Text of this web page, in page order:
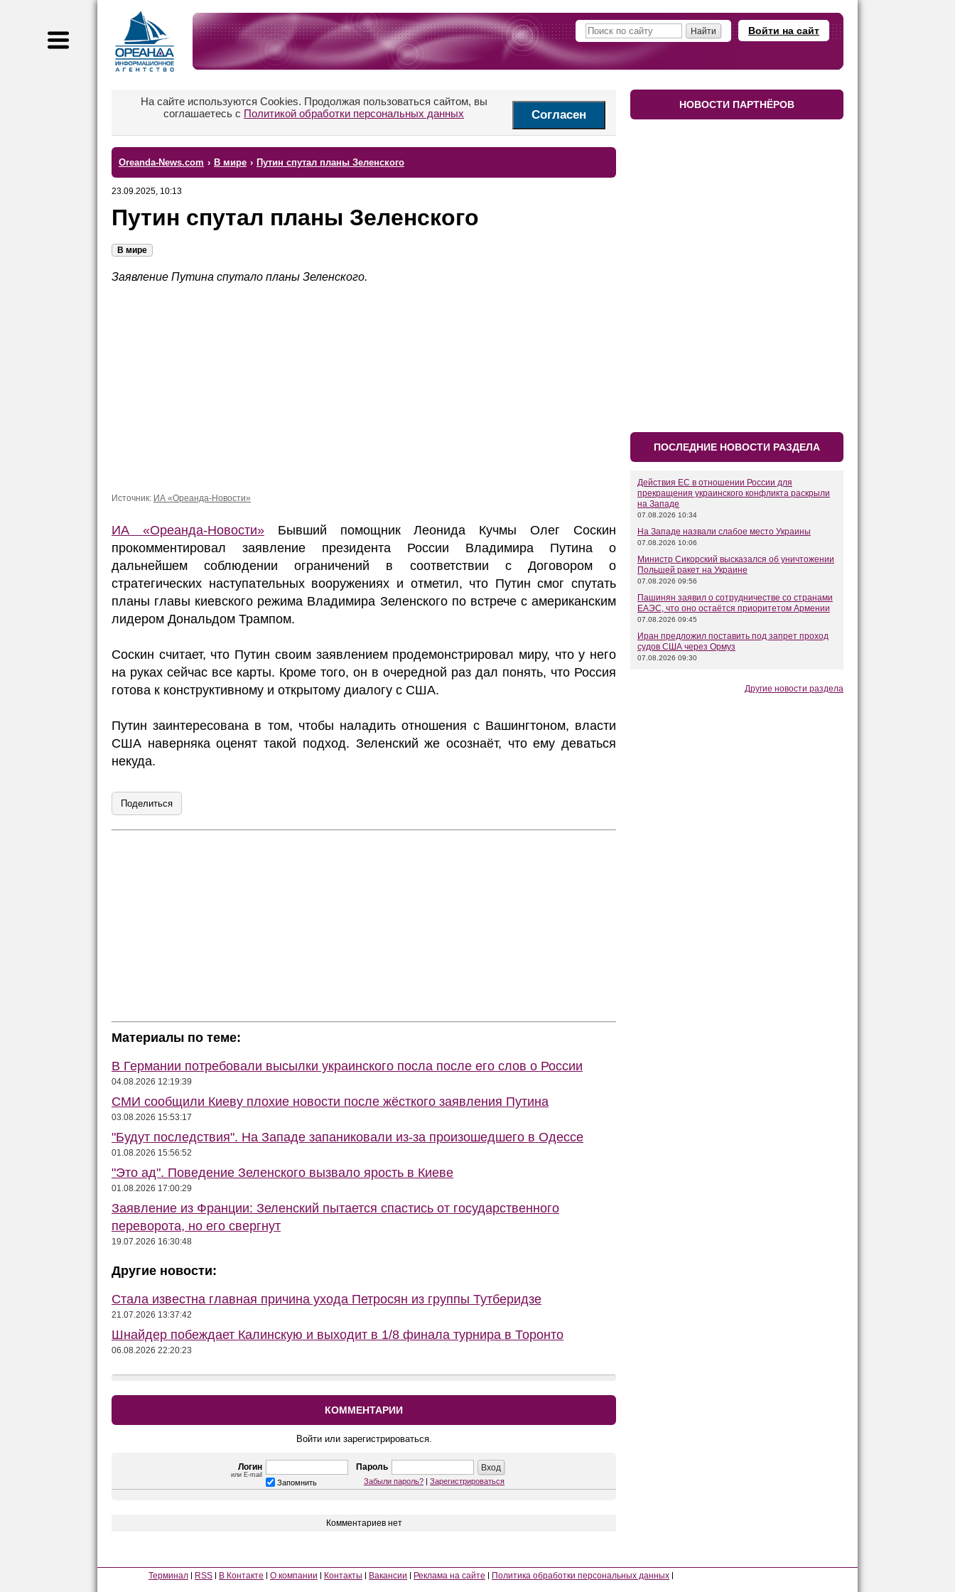
Войти на сайт
На сайте используются Cookies. Продолжая пользоваться сайтом, вы
соглашаетесь с Политикой обработки персональных данных Согласен
Oreanda-News.com › В мире › Путин спутал планы Зеленского
23.09.2025, 10:13
Путин спутал планы Зеленского
В мире
Заявление Путина спутало планы Зеленского.
Источник: ИА «Ореанда-Новости»
ИА «Ореанда-Новости»Бывший помощник Леонида Кучмы Олег Соскин
прокомментировал заявление президента России Владимира Путина о
дальнейшем соблюдении ограничений в соответствии с Договором о
стратегических наступательных вооружениях и отметил, что Путин смог спутать
планы главы киевского режима Владимира Зеленского по встрече с американским
лидером Дональдом Трампом.
Соскин считает, что Путин своим заявлением продемонстрировал миру, что у него
на руках сейчас все карты. Кроме того, он в очередной раз дал понять, что Россия
готова к конструктивному и открытому диалогу с США.
Путин заинтересована в том, чтобы наладить отношения с Вашингтоном, власти
США наверняка оценят такой подход. Зеленский же осознаёт, что ему деваться
некуда.
Поделиться
Материалы по теме:
В Германии потребовали высылки украинского посла после его слов о России
04.08.2026 12:19:39
СМИ сообщили Киеву плохие новости после жёсткого заявления Путина
03.08.2026 15:53:17
"Будут последствия". На Западе запаниковали из-за произошедшего в Одессе
01.08.2026 15:56:52
"Это ад". Поведение Зеленского вызвало ярость в Киеве
01.08.2026 17:00:29
Заявление из Франции: Зеленский пытается спастись от государственного
переворота, но его свергнут
19.07.2026 16:30:48
Другие новости:
Стала известна главная причина ухода Петросян из группы Тутберидзе
21.07.2026 13:37:42
Шнайдер побеждает Калинскую и выходит в 1/8 финала турнира в Торонто
06.08.2026 22:20:23
КОММЕНТАРИИ
Войти или зарегистрироваться.
Логин
или E-mail
Пароль
Запомнить Забыли пароль? | Зарегистрироваться
Комментариев нет
НОВОСТИ ПАРТНЁРОВ
ПОСЛЕДНИЕ НОВОСТИ РАЗДЕЛА
Действия ЕС в отношении России для
прекращения украинского конфликта раскрыли
на Западе
07.08.2026 10:34
На Западе назвали слабое место Украины
07.08.2026 10:06
Министр Сикорский высказался об уничтожении
Польшей ракет на Украине
07.08.2026 09:56
Пашинян заявил о сотрудничестве со странами
ЕАЭС, что оно остаётся приоритетом Армении
07.08.2026 09:45
Иран предложил поставить под запрет проход
судов США через Ормуз
07.08.2026 09:30
Другие новости раздела
Терминал RSS В Контакте О компании Контакты Вакансии Реклама на сайте Политика обработки персональных данных